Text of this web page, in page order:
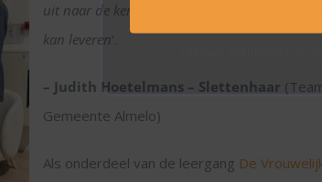
uit naar de kennis en de ervaring die ik het
kan leveren’.
– Judith Hoetelmans – Slettenhaar
Gemeente Almelo)
Als onderdeel van de leergang De